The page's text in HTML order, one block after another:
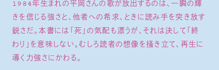
1984年生まれの平岡さんの歌が放出するのは、一瞬の輝
きを信じる強さと、他者への希求、ときに読み手を突き放す
鋭さだ。本書には「死」の気配も漂うが、それは決して「終
わり」を意味しない。むしろ読者の想像を掻き立て、再生に
導く力強さにかわる。